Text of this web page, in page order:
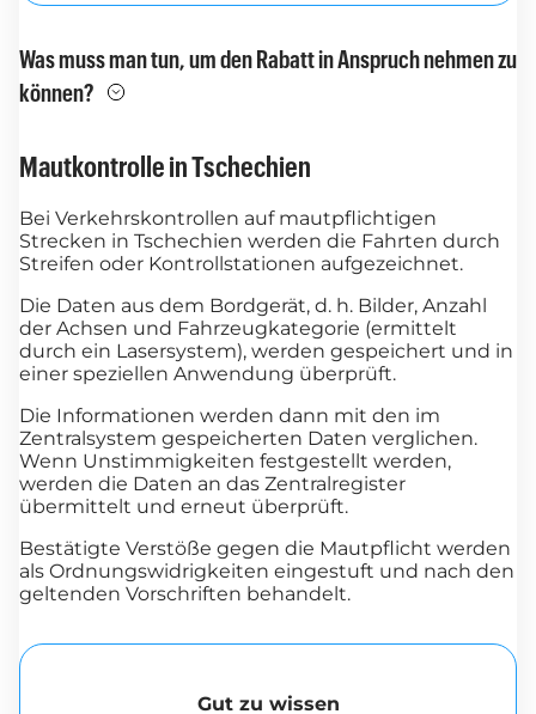
Was muss man tun, um den Rabatt in Anspruch nehmen zu
können?
Mautkontrolle in Tschechien
Bei Verkehrskontrollen auf mautpflichtigen
Strecken in Tschechien werden die Fahrten durch
Streifen oder Kontrollstationen aufgezeichnet.
Die Daten aus dem Bordgerät, d. h. Bilder, Anzahl
der Achsen und Fahrzeugkategorie (ermittelt
durch ein Lasersystem), werden gespeichert und in
einer speziellen Anwendung überprüft.
Die Informationen werden dann mit den im
Zentralsystem gespeicherten Daten verglichen.
Wenn Unstimmigkeiten festgestellt werden,
werden die Daten an das Zentralregister
übermittelt und erneut überprüft.
Bestätigte Verstöße gegen die Mautpflicht werden
als Ordnungswidrigkeiten eingestuft und nach den
geltenden Vorschriften behandelt.
Gut zu wissen